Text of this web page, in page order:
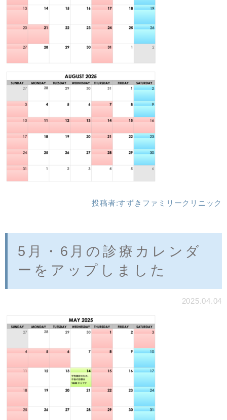
投稿者:すずきファミリークリニック
5月・6月の診療カレンダ
ーをアップしました
2025.04.04